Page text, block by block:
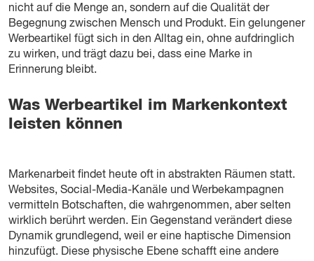
nicht auf die Menge an, sondern auf die Qualität der
Begegnung zwischen Mensch und Produkt. Ein gelungener
Werbeartikel fügt sich in den Alltag ein, ohne aufdringlich
zu wirken, und trägt dazu bei, dass eine Marke in
Erinnerung bleibt.
Was Werbeartikel im Markenkontext
leisten können
Markenarbeit findet heute oft in abstrakten Räumen statt.
Websites, Social-Media-Kanäle und Werbekampagnen
vermitteln Botschaften, die wahrgenommen, aber selten
wirklich berührt werden. Ein Gegenstand verändert diese
Dynamik grundlegend, weil er eine haptische Dimension
hinzufügt. Diese physische Ebene schafft eine andere